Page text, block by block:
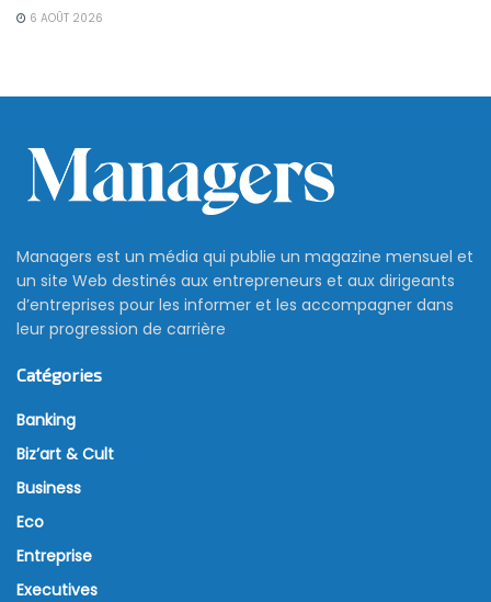
6 AOÛT 2026
Managers est un média qui publie un magazine mensuel et
un site Web destinés aux entrepreneurs et aux dirigeants
d’entreprises pour les informer et les accompagner dans
leur progression de carrière
Catégories
Banking
Biz’art & Cult
Business
Eco
Entreprise
Executives